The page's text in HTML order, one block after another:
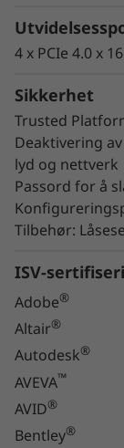
NVIDIA -
NVIDIA®
NVIDIA®
4 x PCIe 4.0 x
Sikkerhet
Trusted
Deaktivering
lyd og nettverk
Passord for å
Tilbehør:
ISV-
Adobe®
Altair®
Autodesk®
AVEVA™
AVID®
Bentley®